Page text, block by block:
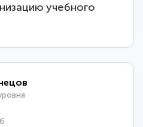
учебного